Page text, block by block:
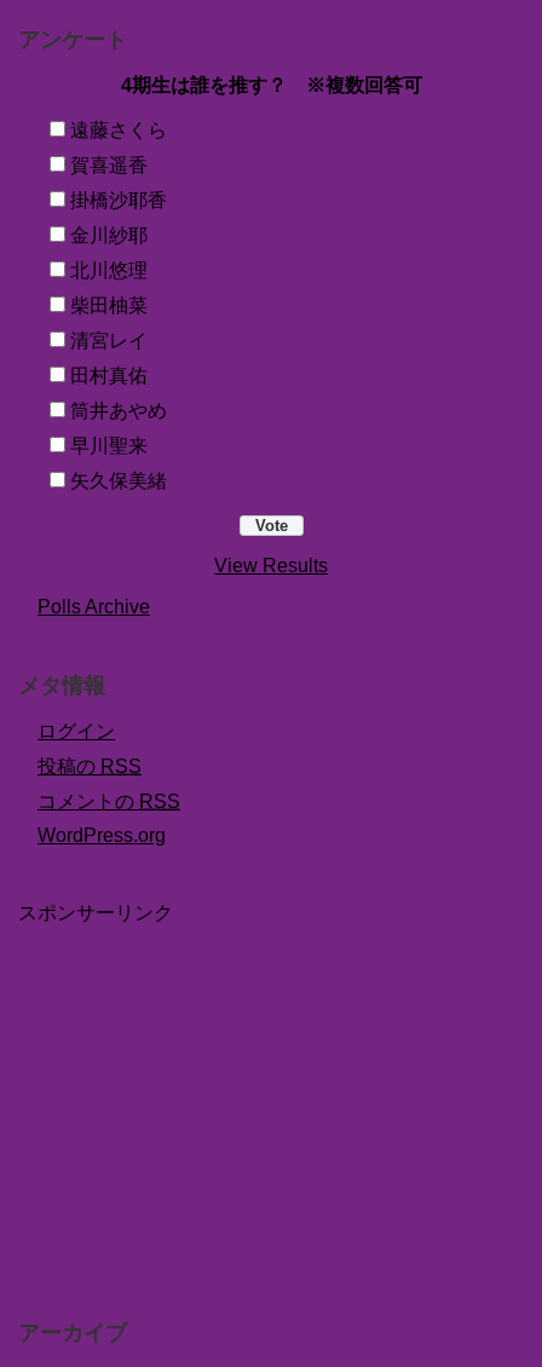
アンケート
4期生は誰を推す？ ※複数回答可
遠藤さくら
賀喜遥香
掛橋沙耶香
金川紗耶
北川悠理
柴田柚菜
清宮レイ
田村真佑
筒井あやめ
早川聖来
矢久保美緒
View Results
Polls Archive
メタ情報
ログイン
投稿の RSS
コメントの RSS
WordPress.org
スポンサーリンク
アーカイブ